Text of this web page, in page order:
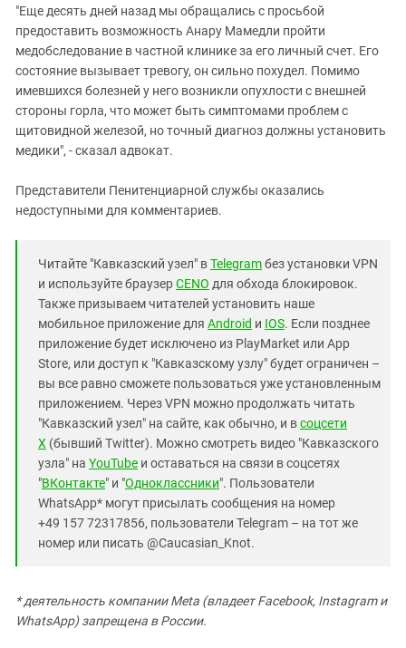
"Еще десять дней назад мы обращались с просьбой
предоставить возможность Анару Мамедли пройти
медобследование в частной клинике за его личный счет. Его
состояние вызывает тревогу, он сильно похудел. Помимо
имевшихся болезней у него возникли опухлости с внешней
стороны горла, что может быть симптомами проблем с
щитовидной железой, но точный диагноз должны установить
медики", - сказал адвокат.
Представители Пенитенциарной службы оказались
недоступными для комментариев.
Читайте "Кавказский узел" вTelegramбез установки VPN
и используйте браузерCENO для обхода блокировок.
Также призываем читателей установить наше
мобильное приложение для Android и IOS. Если позднее
приложение будет исключено из PlayMarket или App
Store, или доступ к "Кавказскому узлу" будет ограничен –
вы все равно сможете пользоваться уже установленным
приложением. Через VPN можно продолжать читать
"Кавказский узел" на сайте, как обычно, и всоцсети
X (бывший Twitter). Можно смотреть видео "Кавказского
узла" на YouTube и оставаться на связи в соцсетях
"ВКонтакте" и "Одноклассники". Пользователи
WhatsApp* могут присылать сообщения на номер
+49 157 72317856, пользователи Telegram – на тот же
номер или писать @Caucasian_Knot.
* деятельность компании Meta (владеет Facebook, Instagram и
WhatsApp) запрещена в России.